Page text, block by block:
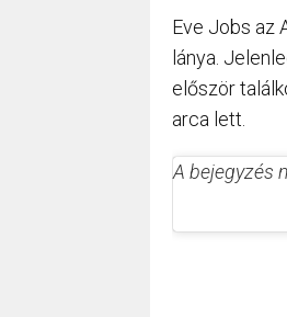
Eve Jobs az
lánya.
először
arca lett.
A bejegyzés